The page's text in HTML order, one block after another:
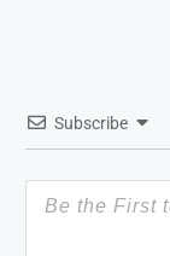
Subscribe